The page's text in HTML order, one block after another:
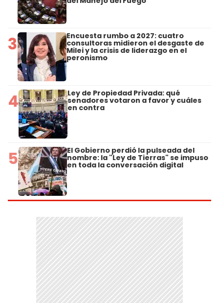
3 Encuesta rumbo a 2027: cuatro
consultoras midieron el desgaste de
Milei y la crisis de liderazgo en el
peronismo
4 Ley de Propiedad Privada: qué
senadores votaron a favor y cuáles
en contra
5 El Gobierno perdió la pulseada del
nombre: la "Ley de Tierras" se impuso
en toda la conversación digital